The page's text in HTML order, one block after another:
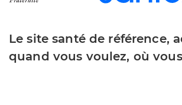
Le site santé de référence,
quand vous voulez, où